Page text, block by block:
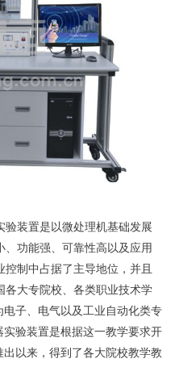
验装置是以微处理机基础发展
功能强、可靠性高以及应用
制中占据了主导地位，并且
各大专院校、各类职业技术学
子、电气以及工业自动化类专
验装置是根据这一教学要求开
以来，得到了各大院校教学教